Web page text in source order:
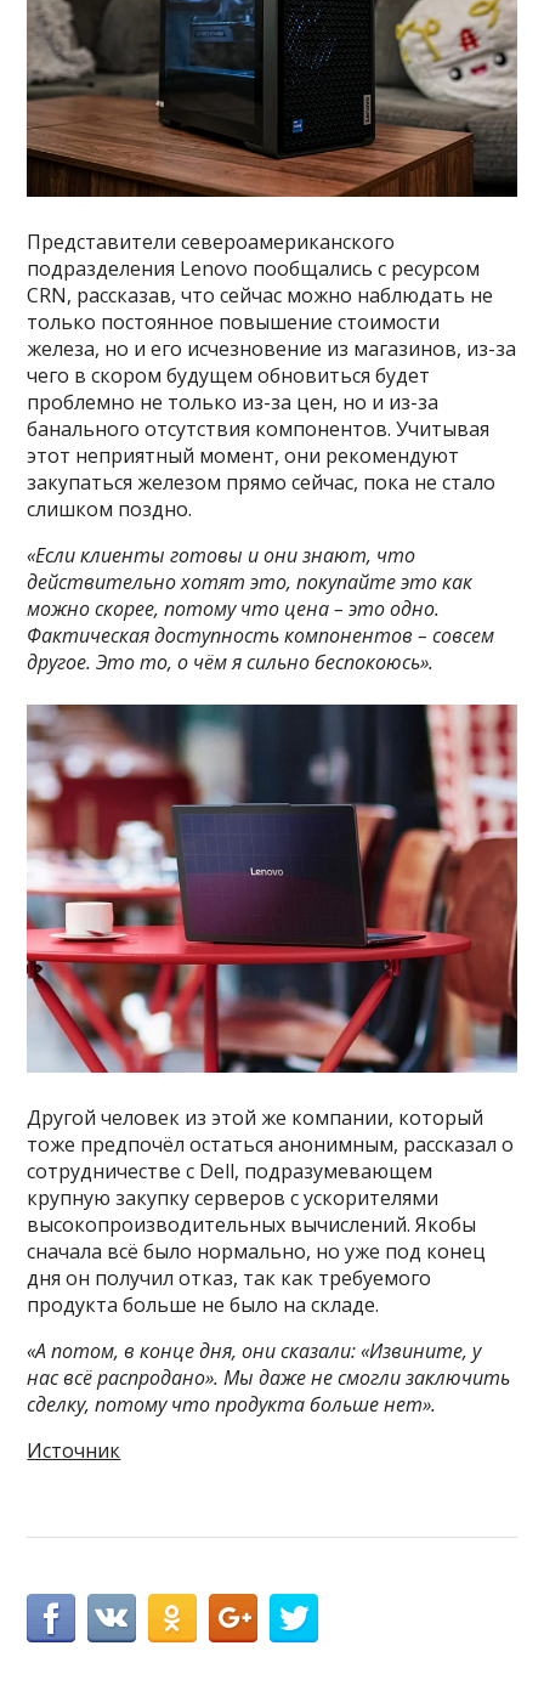
Представители североамериканского
подразделения Lenovo пообщались с ресурсом
CRN, рассказав, что сейчас можно наблюдать не
только постоянное повышение стоимости
железа, но и его исчезновение из магазинов, из-за
чего в скором будущем обновиться будет
проблемно не только из-за цен, но и из-за
банального отсутствия компонентов. Учитывая
этот неприятный момент, они рекомендуют
закупаться железом прямо сейчас, пока не стало
слишком поздно.
«Если клиенты готовы и они знают, что
действительно хотят это, покупайте это как
можно скорее, потому что цена – это одно.
Фактическая доступность компонентов – совсем
другое. Это то, о чём я сильно беспокоюсь».
Другой человек из этой же компании, который
тоже предпочёл остаться анонимным, рассказал о
сотрудничестве с Dell, подразумевающем
крупную закупку серверов с ускорителями
высокопроизводительных вычислений. Якобы
сначала всё было нормально, но уже под конец
дня он получил отказ, так как требуемого
продукта больше не было на складе.
«А потом, в конце дня, они сказали: «Извините, у
нас всё распродано». Мы даже не смогли заключить
сделку, потому что продукта больше нет».
Источник